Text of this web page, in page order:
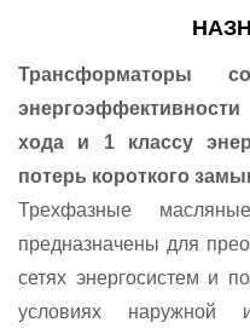
Трансформаторы
хода и 1 классу
потерь короткого
Трехфазные
предназначены для
сетях энергосистем и
условиях наружной